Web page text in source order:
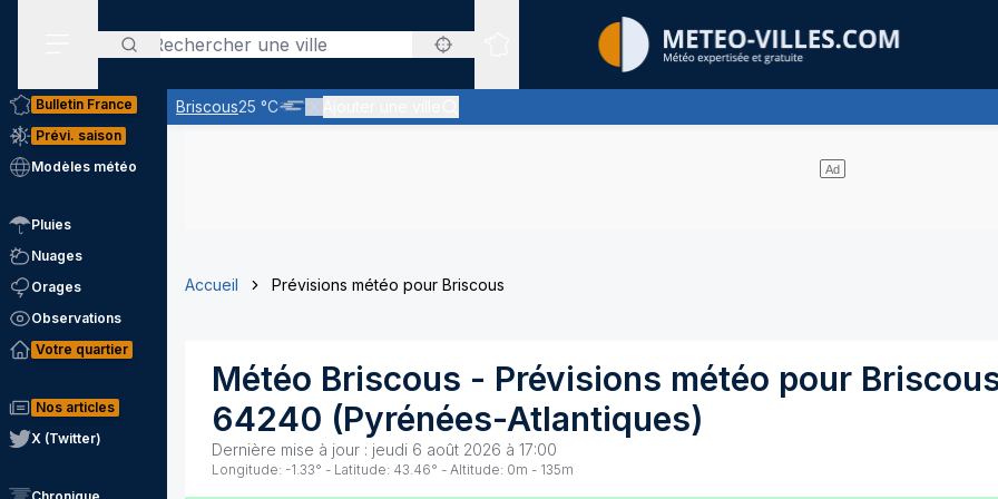
Rechercher
Sites expertis&eacute;s
Briscous25 °C
Nuages bas ou brouillard - visibilité généralement réduite à moins de 1 km et rendant la
Bulletin France
Prévi. saison
Modèles météo
Pluies
Nuages
Orages
Observations
Votre quartier
Nos articles
X (Twitter)
Accueil Prévisions météo pour Briscous
Météo Briscous - Prévisions météo pour
64240 (Pyrénées-Atlantiques)
Dernière mise à jour : jeudi 6 août 2026 à 17:00
Longitude: -1.33° - Latitude: 43.46° - Altitude: 0m - 135m